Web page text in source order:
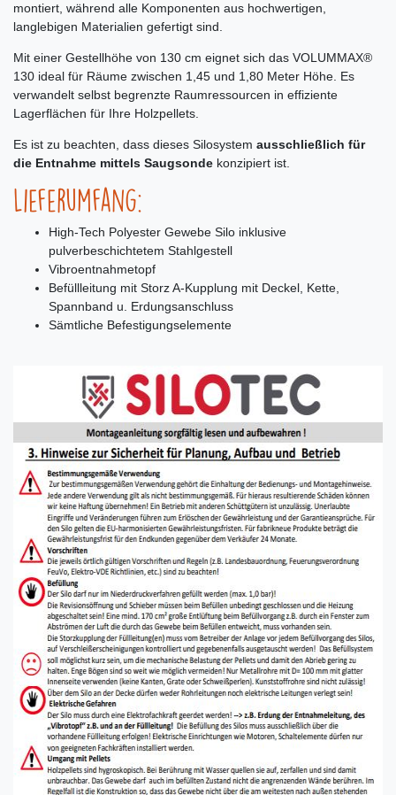
montiert, während alle Komponenten aus hochwertigen,
langlebigen Materialien gefertigt sind.
Mit einer Gestellhöhe von 130 cm eignet sich das VOLUMMAX®
130 ideal für Räume zwischen 1,45 und 1,80 Meter Höhe. Es
verwandelt selbst begrenzte Raumressourcen in effiziente
Lagerflächen für Ihre Holzpellets.
Es ist zu beachten, dass dieses Silosystem ausschließlich für
die Entnahme mittels Saugsonde konzipiert ist.
Lieferumfang:
High-Tech Polyester Gewebe Silo inklusive
pulverbeschichtetem Stahlgestell
Vibroentnahmetopf
Befüllleitung mit Storz A-Kupplung mit Deckel, Kette,
Spannband u. Erdungsanschluss
Sämtliche Befestigungselemente